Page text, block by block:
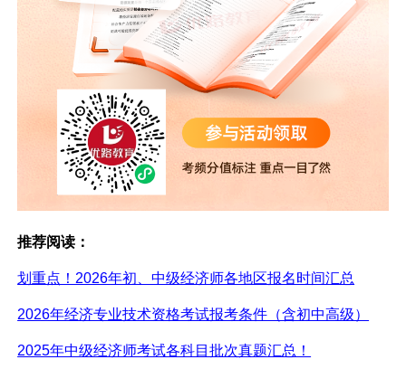
推荐阅读：
划重点！2026年初、中级经济师各地区报名时间汇总
2026年经济专业技术资格考试报考条件（含初中高级）
2025年中级经济师考试各科目批次真题汇总！